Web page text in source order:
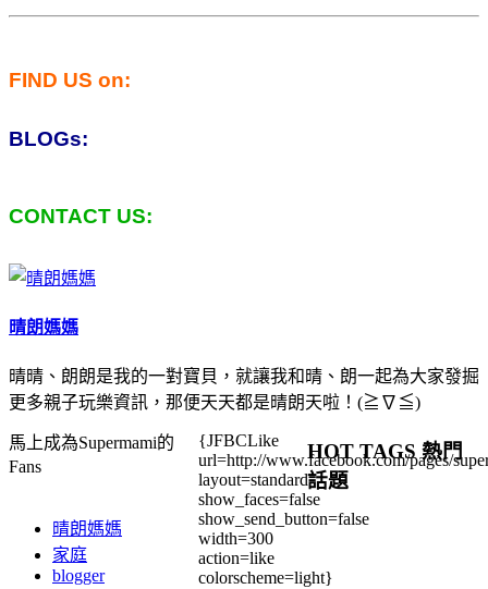
FIND US on:
BLOGs:
CONTACT US:
晴朗媽媽
晴晴、朗朗是我的一對寶貝，就讓我和晴、朗一起為大家發掘
更多親子玩樂資訊，那便天天都是晴朗天啦！(≧∇≦)
馬上成為Supermami的
Fans
{JFBCLike
url=http://www.facebook.com/pages/
layout=standard
show_faces=false
show_send_button=false
width=300
action=like
colorscheme=light}
HOT TAGS 熱門
話題
晴朗媽媽
家庭
blogger